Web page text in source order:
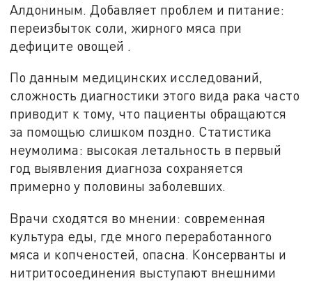
Алдониным. Добавляет проблем и питание:
переизбыток соли, жирного мяса при
дефиците овощей .
По данным медицинских исследований,
сложность диагностики этого вида рака часто
приводит к тому, что пациенты обращаются
за помощью слишком поздно. Статистика
неумолима: высокая летальность в первый
год выявления диагноза сохраняется
примерно у половины заболевших.
Врачи сходятся во мнении: современная
культура еды, где много переработанного
мяса и копченостей, опасна. Консерванты и
нитритосоединения выступают внешними